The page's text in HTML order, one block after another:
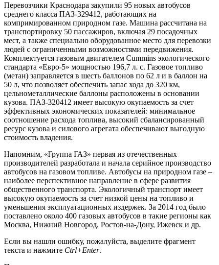
Перевозчики Краснодара закупили 95 новых автобусов
среднего класса ПАЗ-329412, работающих на
компримированном природном газе. Машина рассчитана на
транспортировку 50 пассажиров, включая 29 посадочных
мест, а также специально оборудованное место для перевозки
людей с ограниченными возможностями передвижения.
Комплектуется газовым двигателем Cummins экологического
стандарта «Евро-5» мощностью 196,7 л. с. Газовое топливо
(метан) заправляется в шесть баллонов по 62 л и в баллон на
50 л, что позволяет обеспечить запас хода до 320 км,
цельнометаллические баллоны расположены в основании
кузова. ПАЗ-320412 имеет высокую окупаемость за счет
эффективных экономических показателей: минимальное
соотношение расхода топлива, высокий сбалансированный
ресурс кузова и силового агрегата обеспечивают выгодную
стоимость владения.
Напомним, «Группа ГАЗ» первая из отечественных
производителей разработала и начала серийное производство
автобусов на газовом топливе. Автобусы на природном газе –
наиболее перспективное направление в сфере развития
общественного транспорта. Экологичный транспорт имеет
высокую окупаемость за счет низкой цены на топливо и
уменьшения эксплуатационных издержек. За 2014 год было
поставлено около 400 газовых автобусов в такие регионы как
Москва, Нижний Новгород, Ростов-на-Дону, Ижевск и др.
Если вы нашли ошибку, пожалуйста, выделите фрагмент
текста и нажмите Ctrl+Enter.